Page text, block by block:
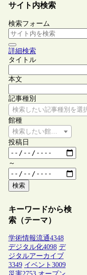
サイト内検索
検索フォーム
詳細検索
タイトル
本文
記事種別
検索したい記事種別を選
館種
検索したい館種を選択し
投稿日
～
検索
キーワードから検
索（テーマ）
学術情報流通4348
デジタル化4098 デ
ジタルアーカイブ
3349 イベント 3009